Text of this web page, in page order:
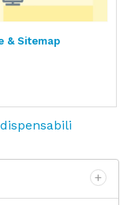
& Sitemap